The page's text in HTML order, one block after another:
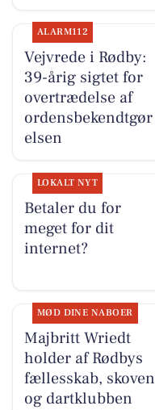
ALARM112
Vejvrede i Rødby:
39-årig sigtet for
overtrædelse af
ordensbekendtgør
elsen
LOKALT NYT
Betaler du for
meget for dit
internet?
MØD DINE NABOER
Majbritt Wriedt
holder af Rødbys
fællesskab, skoven
og dartklubben